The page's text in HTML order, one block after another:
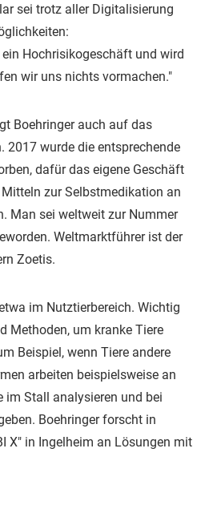
sei trotz aller Digitalisierung
Hochrisikogeschäft und wird
wir uns nichts vormachen."
Boehringer auch auf das
2017 wurde die entsprechende
dafür das eigene Geschäft
zur Selbstmedikation an
Man sei weltweit zur Nummer
Weltmarktführer ist der
Zoetis.
im Nutztierbereich. Wichtig
Methoden, um kranke Tiere
Beispiel, wenn Tiere andere
arbeiten beispielsweise an
im Stall analysieren und bei
Boehringer forscht in
X" in Ingelheim an Lösungen mit